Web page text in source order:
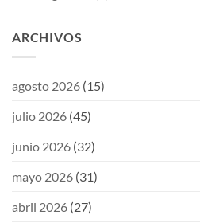
ARCHIVOS
agosto 2026 (15)
julio 2026 (45)
junio 2026 (32)
mayo 2026 (31)
abril 2026 (27)